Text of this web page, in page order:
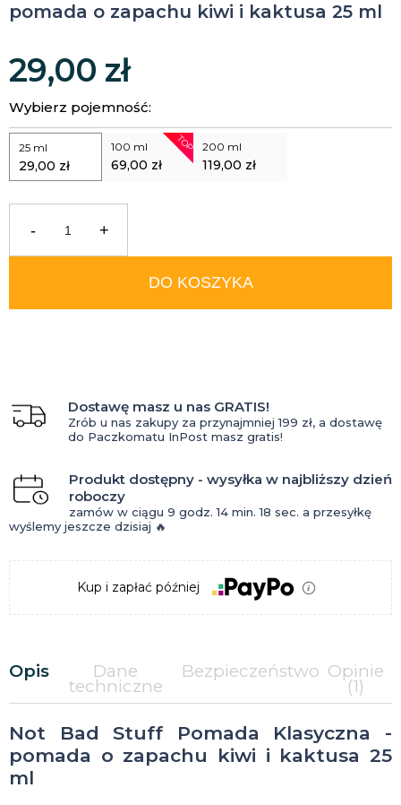
pomada o zapachu kiwi i kaktusa 25 ml
29,00 zł
Wybierz pojemność:
25 ml
29,00 zł
100 ml
69,00 zł
TOP 200 ml
119,00 zł
- +
DO KOSZYKA
Dostawę masz u nas GRATIS!
Zrób u nas zakupy za przynajmniej 199 zł, a dostawę
do Paczkomatu InPost masz gratis!
Produkt dostępny - wysyłka w najbliższy dzień
roboczy
zamów w ciągu 9 godz.14 min.17 sec. a przesyłkę
wyślemy jeszcze dzisiaj 🔥
Kup i zapłać później
Opis Dane
techniczne
Bezpieczeństwo Opinie
(1)
Not Bad Stuff Pomada Klasyczna -
pomada o zapachu kiwi i kaktusa 25
ml